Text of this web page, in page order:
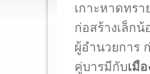
เกาะหาดทร
ก่อสร้างเล็ก
ผู้อำนวยการ
คู่บารมีกับเมื